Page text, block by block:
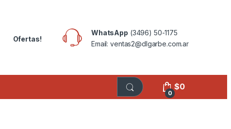
Ofertas!
WhatsApp (3496) 50-1175
Email: ventas2@dlgarbe.com.ar
0
$0